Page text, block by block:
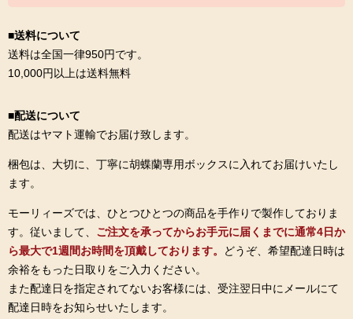
■送料について
送料は全国一律950円です。
10,000円以上は送料無料
■配送について
配送はヤマト運輸でお届け致します。
梱包は、大切に、丁寧に胡蝶蘭専用ボックスに入れてお届けいたし
ます。
モーリィーズでは、ひとつひとつの商品を手作りで製作しておりま
す。従いまして、 ご注文を承ってからお手元に届くまでに通常4日か
ら最大で1週間お時間を頂戴しております。
どうぞ、希望配達日時は
余裕をもった日取りをご入力ください。
また配達日を指定されてないお客様には、受注翌日中にメールにて
配達日時をお知らせいたします。